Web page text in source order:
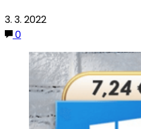
3. 3. 2022
0